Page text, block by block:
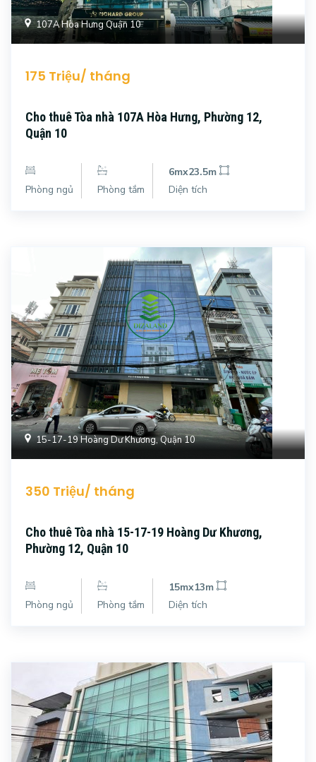
107A Hòa Hưng Quận 10
175 Triệu/ tháng
Cho thuê Tòa nhà 107A Hòa Hưng, Phường 12,
Quận 10
Phòng ngủ Phòng tắm
6mx23.5m
Diện tích
15-17-19 Hoàng Dư Khương, Quận 10
350 Triệu/ tháng
Cho thuê Tòa nhà 15-17-19 Hoàng Dư Khương,
Phường 12, Quận 10
Phòng ngủ Phòng tắm
15mx13m
Diện tích